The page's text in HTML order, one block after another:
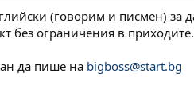
(говорим и писмен) за
без ограничения в
да пише на bigboss@start.bg